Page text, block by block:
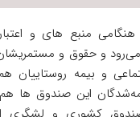
منبع های و
و حقوق و مستمریشان
و بیمه
این صندوق ها هم